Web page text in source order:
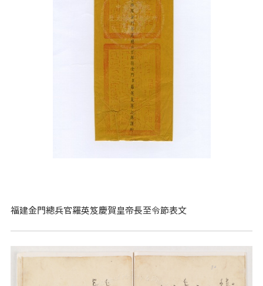
福建金門總兵官羅英笈慶賀皇帝長至令節表文